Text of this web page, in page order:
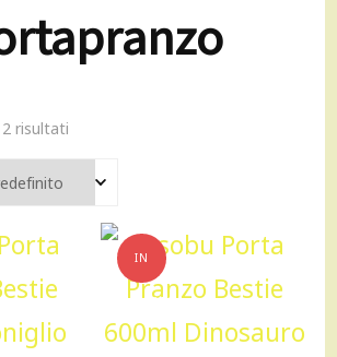
2 risultati
IN
OFFERTA!